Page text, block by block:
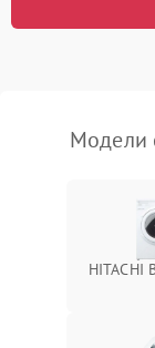
Модели
HITACHI